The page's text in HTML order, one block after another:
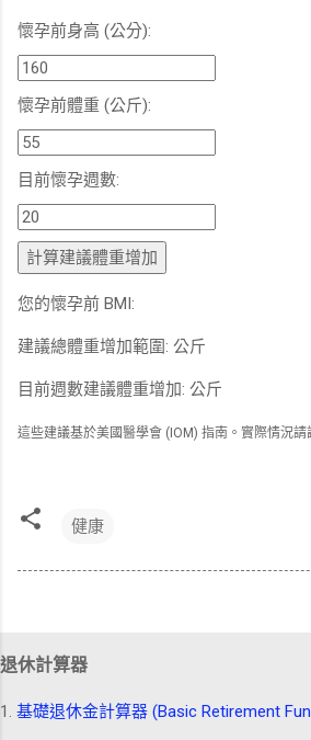
懷孕前身高 (公分):
懷孕前體重 (公斤):
目前懷孕週數:
計算建議體重增加
您的懷孕前 BMI:
建議總體重增加範圍: 公斤
目前週數建議體重增加: 公斤
這些建議基於美國醫學會 (IOM) 指南。實際情況請
健康
退休計算器
1. 基礎退休金計算器 (Basic Retirement